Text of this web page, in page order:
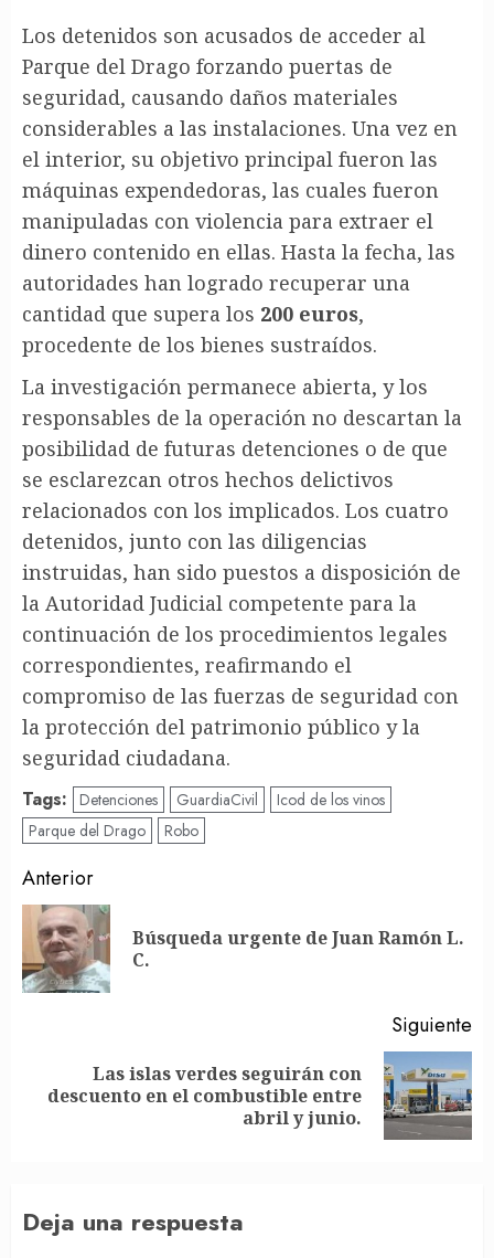
Los detenidos son acusados de acceder al
Parque del Drago forzando puertas de
seguridad, causando daños materiales
considerables a las instalaciones. Una vez en
el interior, su objetivo principal fueron las
máquinas expendedoras, las cuales fueron
manipuladas con violencia para extraer el
dinero contenido en ellas. Hasta la fecha, las
autoridades han logrado recuperar una
cantidad que supera los 200 euros,
procedente de los bienes sustraídos.
La investigación permanece abierta, y los
responsables de la operación no descartan la
posibilidad de futuras detenciones o de que
se esclarezcan otros hechos delictivos
relacionados con los implicados. Los cuatro
detenidos, junto con las diligencias
instruidas, han sido puestos a disposición de
la Autoridad Judicial competente para la
continuación de los procedimientos legales
correspondientes, reafirmando el
compromiso de las fuerzas de seguridad con
la protección del patrimonio público y la
seguridad ciudadana.
Tags: Detenciones GuardiaCivil
Icod de los vinos
Parque del Drago
Robo
Post
navigation
Anterior
Búsqueda urgente de Juan Ramón L.
C.
Siguiente
Siguiente
Las islas verdes seguirán con
descuento en el combustible entre
abril y junio.
Deja una respuesta